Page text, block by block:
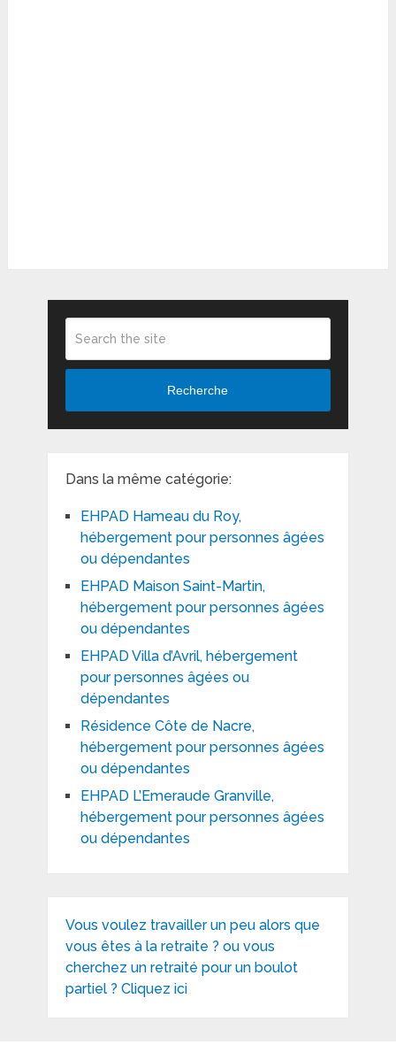
Recherche
Dans la même catégorie:
EHPAD Hameau du Roy,
hébergement pour personnes âgées
ou dépendantes
EHPAD Maison Saint-Martin,
hébergement pour personnes âgées
ou dépendantes
EHPAD Villa d’Avril, hébergement
pour personnes âgées ou
dépendantes
Résidence Côte de Nacre,
hébergement pour personnes âgées
ou dépendantes
EHPAD L’Emeraude Granville,
hébergement pour personnes âgées
ou dépendantes
Vous voulez travailler un peu alors que
vous êtes à la retraite ? ou vous
cherchez un retraité pour un boulot
partiel ? Cliquez ici